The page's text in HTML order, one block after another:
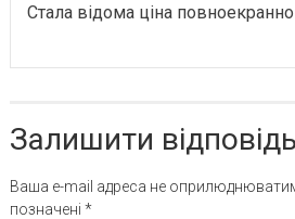
Стала відома ціна
Залишити відповідь
Ваша e-mail адреса не
позначені *